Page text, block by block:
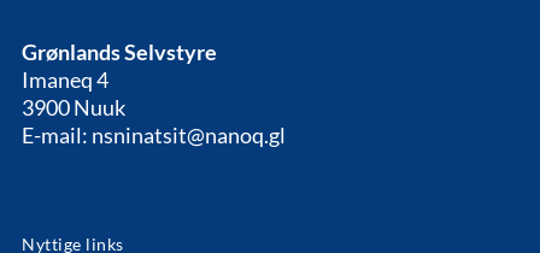
Grønlands Selvstyre
Imaneq 4
3900 Nuuk
E-mail: nsninatsit@nanoq.gl
Nyttige links